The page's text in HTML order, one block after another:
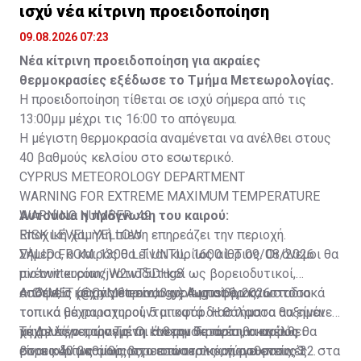
ισχύ νέα κίτρινη προειδοποίηση
09.08.2026 07:23
Νέα κίτρινη προειδοποίηση για ακραίες
θερμοκρασίες εξέδωσε το Τμήμα Μετεωρολογίας.
Η προειδοποίηση τίθεται σε ισχύ σήμερα από τις
13:00μμ μέχρι τις 16:00 το απόγευμα.
Η μέγιστη θερμοκρασία αναμένεται να ανέλθει στους
40 βαθμούς κελσίου στο εσωτερικό.
CYPRUS METEOROLOGY DEPARTMENT
WARNING FOR EXTREME MAXIMUM TEMPERATURE
WARNING NUMBER: 49
RISK LEVEL: YELLOW
VALID FROM: 1300 L.T UNTIL: 1600 L.T 09/08/2026
pic.twitter.com/jW2wT5DHg8
— CYMET (@CyMeteorology)August 9, 2026
Αυτούσια η πρόγνωση του καιρού:
Εποχική χαμηλή πίεση επηρεάζει την περιοχή.
Σήμερα, ο καιρός θα είναι κυρίως αίθριος. Οι άνεμοι θα
πνέουν κυρίως νοτιοδυτικοί ως βορειοδυτικοί,
ασθενείς μέχρι μέτριοι, 3 με 4 μποφόρ και σταδιακά
τοπικά μέχρι ισχυροί, 5 μποφόρ. Η θάλασσα θα είναι
μέχρι λίγο ταραγμένη. Η θερμοκρασία θα ανέλθει
στους 40 βαθμούς στο εσωτερικό, γύρω στους 32 στα
Απόψε, ο καιρός θα είναι κυρίως αίθριος, ωστόσο
τοπικά θα παρατηρούνται κατά διαστήματα αυξημένες
χαμηλές νεφώσεις. Οι άνεμοι θα πνέουν κυρίως
βορειοδυτικοί ως βορειοανατολικοί, ασθενείς, 3
Τη Δευτέρα, την Τρίτη και την Τετάρτη, ο καιρός θα
είναι κυρίως αίθριος, ωστόσο τις απογευματινές